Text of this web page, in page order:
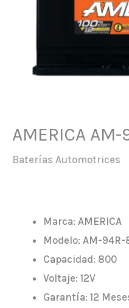
AMERICA
Baterías Automotrices
Marca: AMERICA
Modelo: AM-94R-
Capacidad: 800
Voltaje: 12V
Garantía: 12